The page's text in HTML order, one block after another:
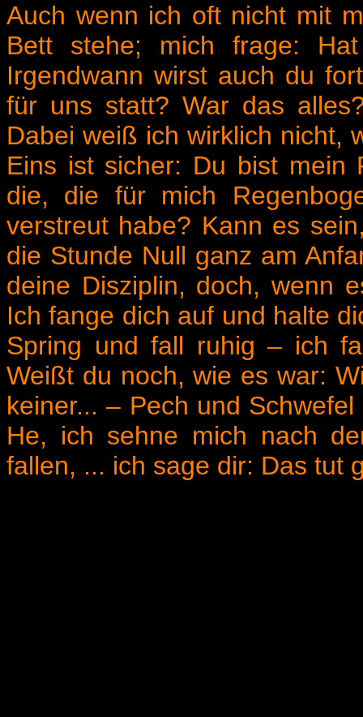
Auch wenn ich oft nicht mit
Bett stehe; mich frage:
Irgendwann wirst auch du
für uns statt? War das
Dabei weiß ich wirklich nicht,
Eins ist sicher: Du bist mein
die, die für mich
verstreut habe? Kann es
die Stunde Null ganz am
deine Disziplin, doch, wenn
Ich fange dich auf und halte
Spring und fall ruhig – ich
Weißt du noch, wie es war:
keiner... – Pech und
He, ich sehne mich nach
fallen, ... ich sage dir: Das tut